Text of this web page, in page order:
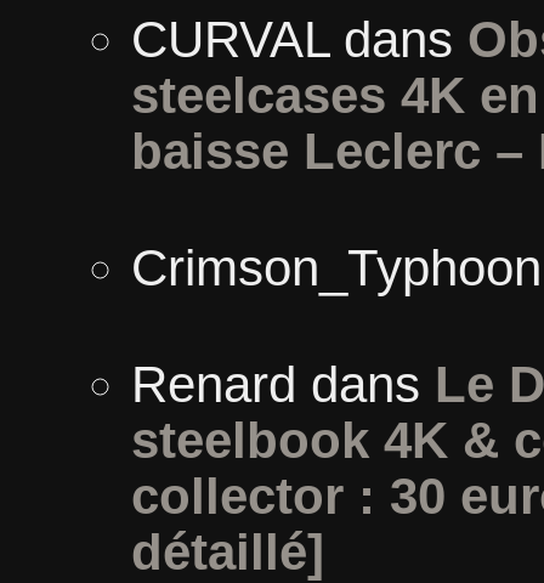
CURVALdans
steelcases 4K
baisse Leclerc
Crimson_Typhoon
Renard dans Le
steelbook 4K &
collector : 30
détaillé]